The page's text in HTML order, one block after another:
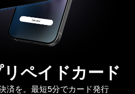
ペイドカード
済を。最短5分でカード発行